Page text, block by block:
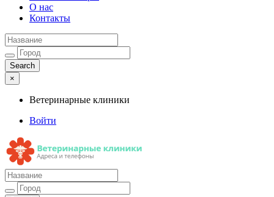
О нас
Контакты
×
Ветеринарные клиники
Войти
Ветеринарные клиники
Адреса и телефоны